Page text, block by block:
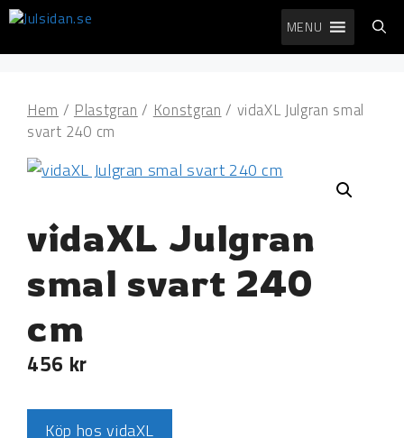
Hoppa
innehåll
MENU
Hem / Plastgran / Konstgran / vidaXL Julgran smal
svart 240 cm
vidaXL Julgran
smal svart 240
cm
456 kr
Köp hos vidaXL